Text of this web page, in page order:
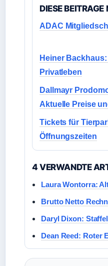
DIESE
ADAC
Heiner
Privatleben
Dallmayr
Aktuelle Preise
Tickets für
Öffnungszeiten
4 VERWANDTE
Laura Wontorra:
Brutto Netto
Daryl Dixon:
Dean Reed: Roter